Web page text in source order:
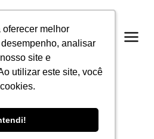
melhor
analisar
site e
utilizar este site, você
melhor
analisar
site e
utilizar este site, você